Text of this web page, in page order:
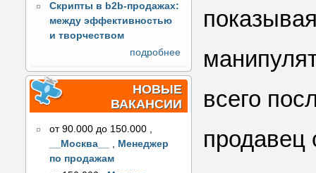
Скрипты в b2b-продажах:
между эффективностью
и творчеством
подробнее
НОВЫЕ
ВАКАНСИИ
от 90.000 до 150.000 ,
__Москва__
, Менеджер
по продажам
всего
продавец